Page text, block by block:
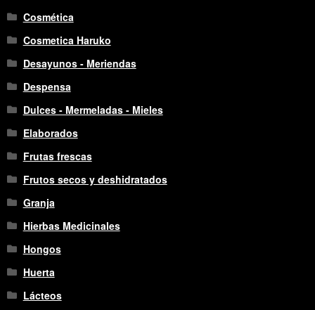
Cosmética
Cosmetica Haruko
Desayunos - Meriendas
Despensa
Dulces - Mermeladas - Mieles
Elaborados
Frutas frescas
Frutos secos y deshidratados
Granja
Hierbas Medicinales
Hongos
Huerta
Lácteos